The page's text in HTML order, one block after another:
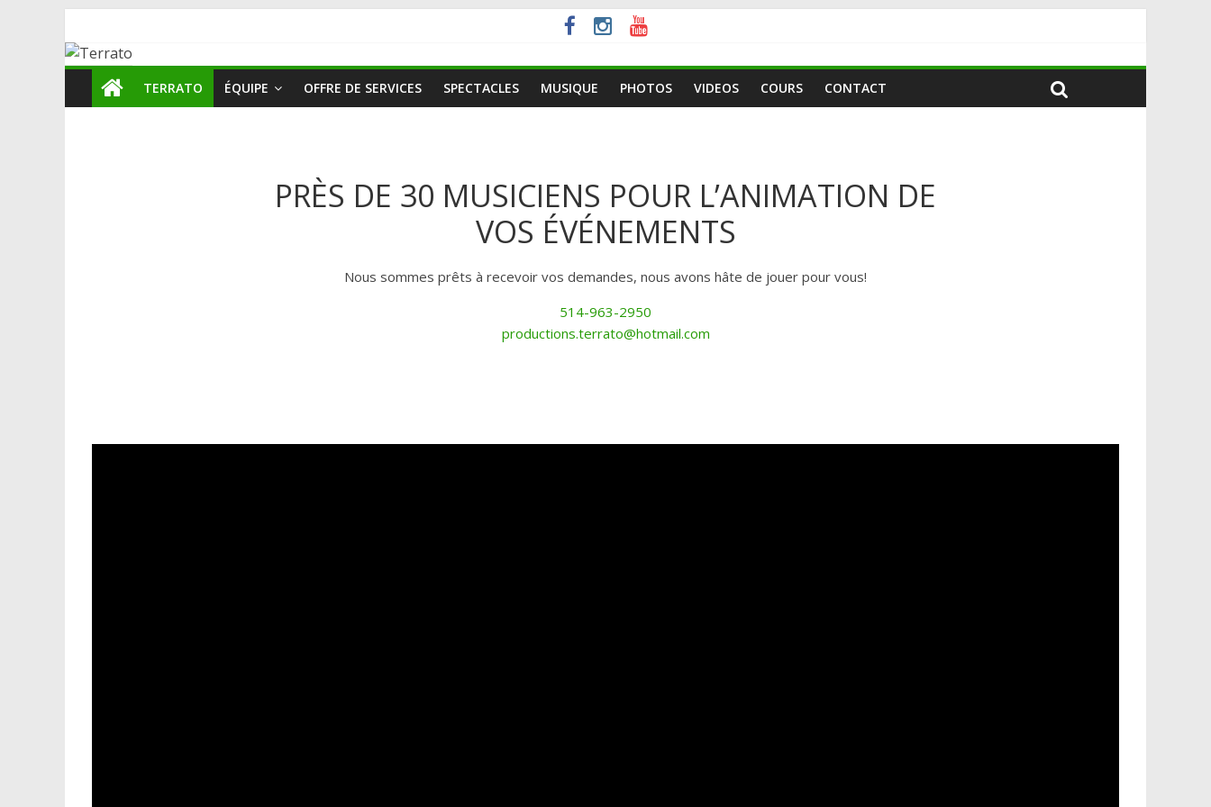
TERRATO ÉQUIPE OFFRE DE SERVICES SPECTACLES MUSIQUE PHOTOS VIDEOS COURS CONTACT
PRÈS DE 30 MUSICIENS POUR L’ANIMATION DE
VOS ÉVÉNEMENTS
Nous sommes prêts à recevoir vos demandes, nous avons hâte de jouer pour vous!
514-963-2950
productions.terrato@hotmail.com